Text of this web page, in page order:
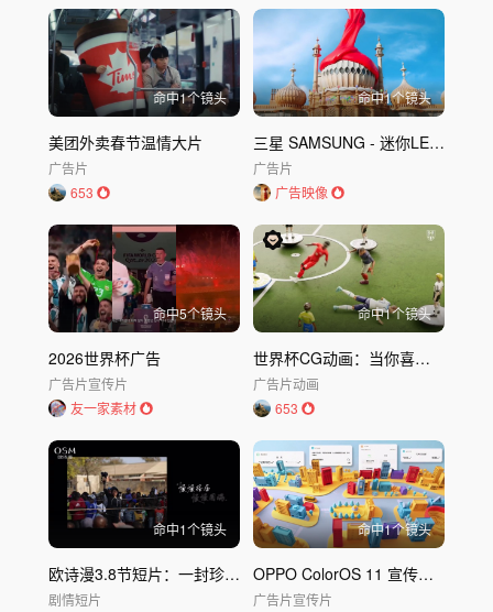
命中1个镜头
美团外卖春节温情大片
广告片
653
命中1个镜头
三星 SAMSUNG - 迷你LED如何在Micro RGB电视中创造巨大差异｜
广告片
广告映像
命中5个镜头
2026世界杯广告
广告片宣传片
友一家素材
命中1个镜头
世界杯CG动画：当你喜爱的球星都在一起踢球
广告片动画
653
命中1个镜头
欧诗漫3.8节短片：一封珍珠爷爷的回信
剧情短片
命中1个镜头
OPPO ColorOS 11 宣传片｜欧珀OPPO
广告片宣传片